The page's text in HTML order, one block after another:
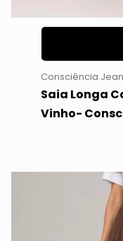
Consciência
Saia Longa
Vinho-